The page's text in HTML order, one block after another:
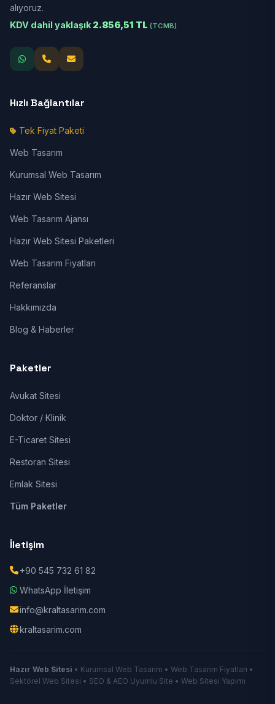
alıyoruz.
KDV dahil yaklaşık 2.856,51 TL (TCMB)
Hızlı Bağlantılar
Tek Fiyat Paketi
Web Tasarım
Kurumsal Web Tasarım
Hazır Web Sitesi
Web Tasarım Ajansı
Hazır Web Sitesi Paketleri
Web Tasarım Fiyatları
Referanslar
Hakkımızda
Blog & Haberler
Paketler
Avukat Sitesi
Doktor / Klinik
E-Ticaret Sitesi
Restoran Sitesi
Emlak Sitesi
Tüm Paketler
İletişim
+90 545 732 61 82
WhatsApp İletişim
info@kraltasarim.com
kraltasarim.com
Hazır Web Sitesi • Kurumsal Web Tasarım • Web Tasarım Fiyatları •
Sektörel Web Sitesi • SEO & AEO Uyumlu Site • Web Sitesi Yapımı